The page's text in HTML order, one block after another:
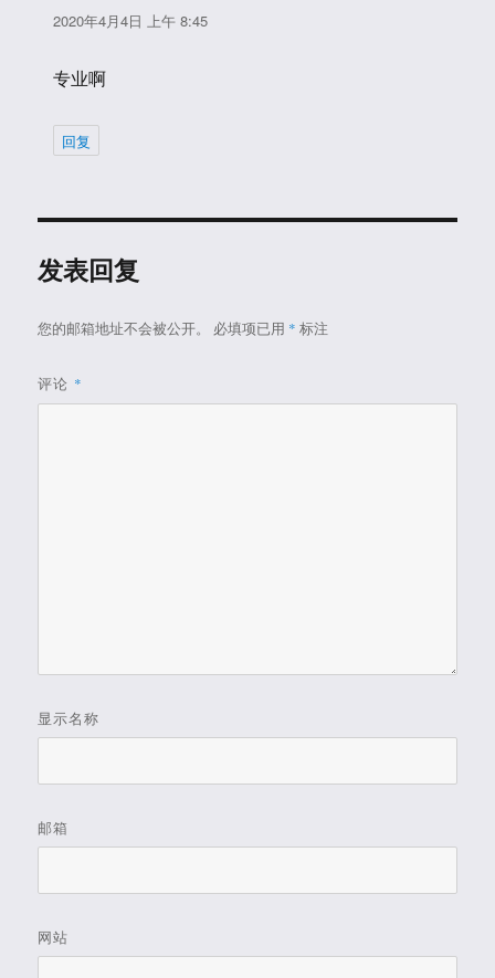
道：
2020年4月4日 上午 8:45
专业啊
回复
发表回复
您的邮箱地址不会被公开。 必填项已用 * 标注
评论 *
显示名称
邮箱
网站